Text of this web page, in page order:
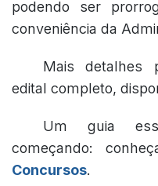
podendo ser
conveniência da
Mais detalhes
edital completo,
Um guia
começando:
Concursos.